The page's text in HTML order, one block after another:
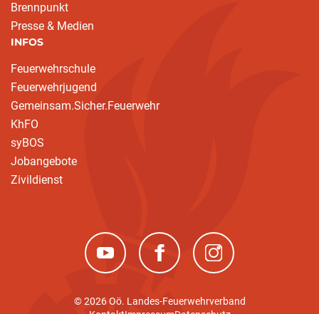
Brennpunkt
Presse & Medien
INFOS
Feuerwehrschule
Feuerwehrjugend
Gemeinsam.Sicher.Feuerwehr
KhFO
syBOS
Jobangebote
Zivildienst
(neues Fenster)(neues Fenster)(neues Fenster)
© 2026 Oö. Landes-Feuerwehrverband